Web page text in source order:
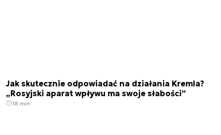
Jak skutecznie odpowiadać na działania Kremla?
„Rosyjski aparat wpływu ma swoje słabości”
18 min.